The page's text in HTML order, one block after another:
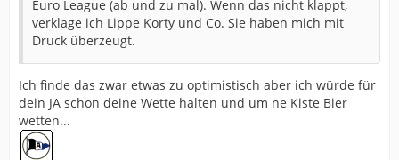
Euro League (ab und zu mal). Wenn das nicht klappt,
verklage ich Lippe Korty und Co. Sie haben mich mit
Druck überzeugt.
Ich finde das zwar etwas zu optimistisch aber ich würde für
dein JA schon deine Wette halten und um ne Kiste Bier
wetten...